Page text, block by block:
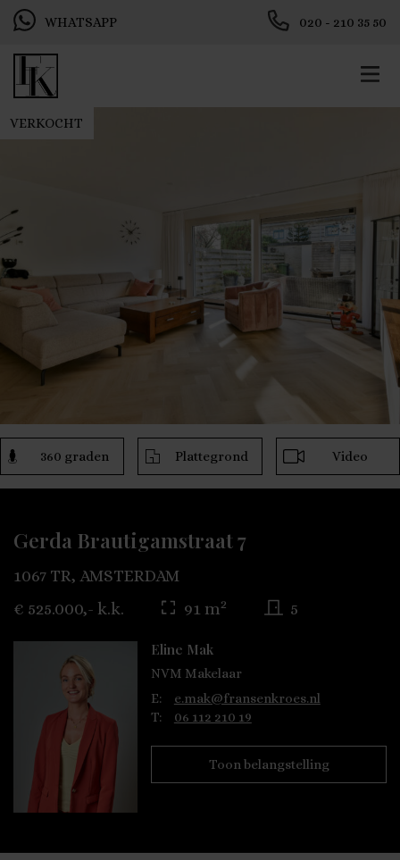
WHATSAPP 020 - 210 35 50
VERKOCHT
360 graden Plattegrond Video
Gerda Brautigamstraat 7
1067 TR, AMSTERDAM
€ 525.000,- k.k.
91 m2 5
Eline Mak
NVM Makelaar
E:
e.mak@fransenkroes.nl
T:
06 112 210 19
Toon belangstelling